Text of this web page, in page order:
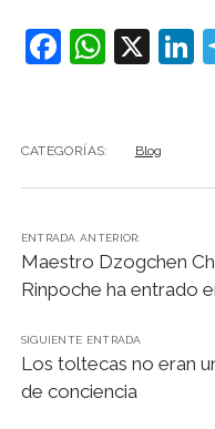
F
e
b
o
o
k
W
s
A
p
p
X
CATEGORÍAS: Blog
ENTRADA ANTERIOR:
Maestro Dzogchen
Rinpoche ha entrado
SIGUIENTE ENTRADA
Los toltecas no eran
de conciencia